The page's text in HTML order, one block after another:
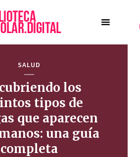
SALUD
los
tipos de
que aparecen
una guía
completa